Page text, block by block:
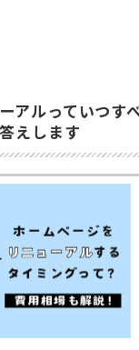
ーアルっていつす
えします